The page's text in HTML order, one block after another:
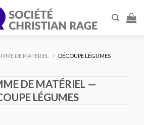
DE MATÉRIEL > DÉCOUPE LÉGUMES
DE MATÉRIEL —
LÉGUMES